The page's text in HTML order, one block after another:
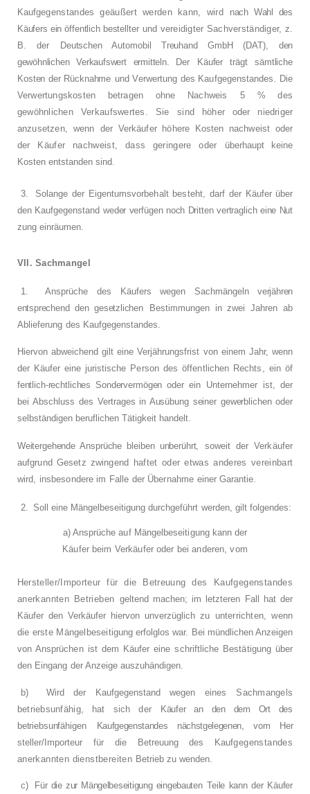
Kauf­gegenstandes geäußert werden kann, wird
nach Wahl des
Käufers ein öffentlich bestellter und vereidigter Sachverständiger, z.
B. der
Deutschen Automobil Treuhand GmbH (DAT),
den
gewöhnlichen Verkaufswert ermitteln. Der
Käufer trägt sämtliche
Kosten der Rücknahme und Verwertung des Kaufgegenstandes. Die
Verwertungskosten betragen ohne Nachweis
5 % des
gewöhnlichen Verkaufswertes. Sie
sind höher oder niedriger
anzusetzen, wenn der Verkäufer höhere Kosten nachweist oder
der Käufer nachweist, dass geringere oder
überhaupt keine
Kosten entstanden sind.
3. Solange der Eigentumsvorbehalt besteht,
darf der Käufer über
den Kaufgegenstand we­der verfügen noch Dritten vertraglich eine Nut­
zung einräumen.
VII. Sachmangel
1. Ansprüche des Käufers wegen Sachmän­geln verjähren
entsprechend den gesetzlichen
Bestimmungen in zwei Jahren ab
Ablieferung des Kaufgegenstandes.
Hiervon abweichend gilt eine Verjährungsfrist von einem Jahr, wenn
der Käufer eine juristi­sche Person des öffentlichen Rechts, ein öf­
fentlich-rechtliches Sondervermögen oder ein
Unternehmer ist, der
bei Abschluss des Ver­trages in Ausübung seiner gewerblichen oder
selbständigen beruflichen Tätigkeit handelt.
Weitergehende Ansprüche bleiben unberührt,
soweit der Verkäufer
aufgrund Gesetz zwin­gend haftet oder etwas anderes vereinbart
wird, insbesondere im Falle der Übernahme einer Garantie.
2. Soll eine Mängelbeseitigung durchgeführt werden, gilt folgendes:
a) Ansprüche auf Mängelbeseitigung kann der
Käufer beim Verkäufer oder bei anderen, vom
Hersteller/Importeur für die Betreuung des
Kaufgegenstandes
anerkannten Betrieben geltend machen; im letzteren Fall hat der
Käu­fer den Verkäufer hiervon unverzüglich zu
unterrichten, wenn
die erste Mängelbeseiti­gung erfolglos war. Bei mündlichen Anzeigen
von Ansprüchen ist dem Käufer eine schriftli­che Bestätigung über
den Eingang der Anzei­ge auszuhändigen.
b) Wird der Kaufgegenstand wegen eines
Sachmangels
betriebsunfähig, hat sich der
Käufer an den dem Ort des
betriebsunfähigen
Kaufgegenstandes nächstgelegenen, vom Her­
steller/Importeur für die Betreuung des Kauf­gegenstandes
anerkannten dienstbereiten Betrieb zu wenden.
c) Für die zur Mängelbeseitigung eingebauten Teile kann der Käufer